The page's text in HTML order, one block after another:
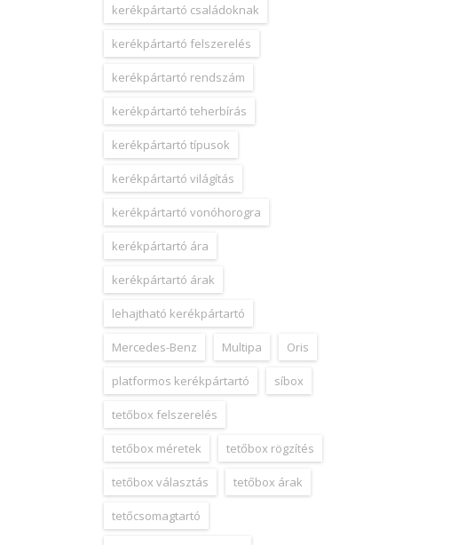
kerékpártartó családoknak
kerékpártartó felszerelés
kerékpártartó rendszám
kerékpártartó teherbírás
kerékpártartó típusok
kerékpártartó világítás
kerékpártartó vonóhorogra
kerékpártartó ára
kerékpártartó árak
lehajtható kerékpártartó
Mercedes-Benz Multipa Oris
platformos kerékpártartó síbox
tetőbox felszerelés
tetőbox méretek tetőbox rögzítés
tetőbox választás tetőbox árak
tetőcsomagtartó